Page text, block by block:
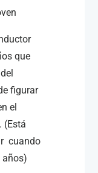
que
figurar
el
(Está
cuando
años)